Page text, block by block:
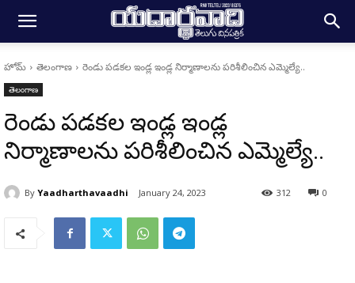
హోమ్ తెలంగాణ రెండు పడకల ఇండ్ల ఇండ్ల నిర్మాణాలను పరిశీలించిన ఎమ్మెల్యే..
తెలంగాణ
రెండు పడకల ఇండ్ల ఇండ్ల
నిర్మాణాలను పరిశీలించిన ఎమ్మెల్యే..
By Yaadharthavaadhi January 24, 2023 0
312